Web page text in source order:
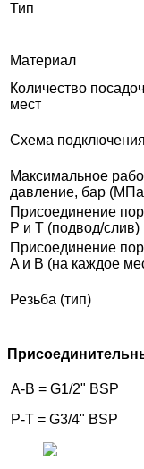
Тип
Материал
Количество
мест
Схема подключения
Максимальное
давление, бар
Присоединение
P и T (подвод/слив)
Присоединение
A и B (на каждое
Резьба (тип)
А-B = G1/2" BSP
P-Т = G3/4" BSP